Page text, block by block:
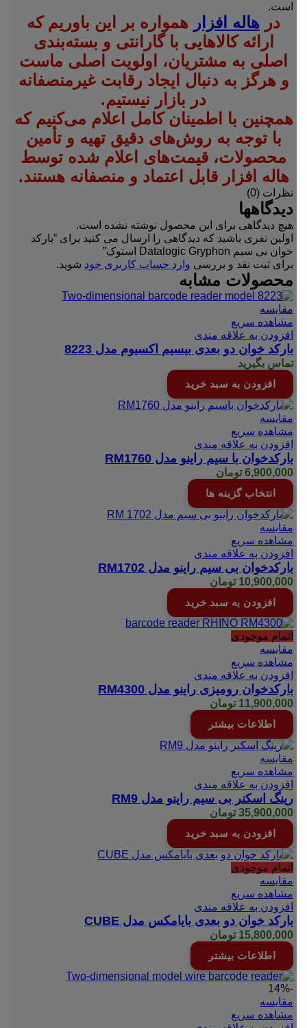
است.
در هاله افزار همواره بر این باوریم که
ارائه کالاهایی با گارانتی و بسته‌بندی
اصلی به مشتریان، اولویت اصلی ماست
و هرگز به دنبال ایجاد رقابت غیرمنصفانه
در بازار نیستیم.
همچنین با اطمینان کامل اعلام می‌کنیم که
با توجه به روش‌های دقیق تهیه و تأمین
محصولات، قیمت‌های اعلام شده توسط
هاله افزار قابل اعتماد و منصفانه هستند.
نظرات (0)
دیدگاهها
هیچ دیدگاهی برای این محصول نوشته نشده است.
اولین نفری باشید که دیدگاهی را ارسال می کنید برای “بارکد
خوان بی سیم Datalogic Gryphon استوک”
برای ثبت نقد و بررسی وارد حساب کاربری خود شوید.
محصولات مشابه
مقایسه
مشاهده سریع
افزودن به علاقه مندی
بارکد خوان دو بعدی بیسیم اکسیوم مدل 8223
تماس بگیرید
افزودن به سبد خرید
مقایسه
مشاهده سریع
افزودن به علاقه مندی
بارکدخوان با سیم راینو مدل RM1760
6,900,000 تومان
انتخاب گزینه ها
این
دارای
انواع
باشد.
گزینه
ها
ممکن
است
در
شوند
مقایسه
مشاهده سریع
افزودن به علاقه مندی
بارکدخوان بی سیم راینو مدل RM1702
10,900,000 تومان
افزودن به سبد خرید
اتمام موجودی
مقایسه
مشاهده سریع
افزودن به علاقه مندی
بارکدخوان رومیزی راینو مدل RM4300
11,900,000 تومان
اطلاعات بیشتر
مقایسه
مشاهده سریع
افزودن به علاقه مندی
رینگ اسکنر بی سیم راینو مدل RM9
35,900,000 تومان
افزودن به سبد خرید
اتمام موجودی
مقایسه
مشاهده سریع
افزودن به علاقه مندی
بارکد خوان دو بعدی بایامکس مدل CUBE
15,800,000 تومان
اطلاعات بیشتر
-14%
مقایسه
مشاهده سریع